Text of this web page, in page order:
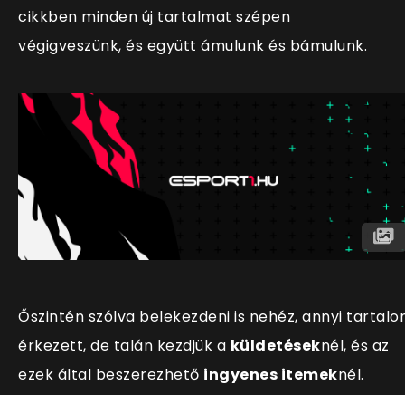
cikkben minden új tartalmat szépen
végigveszünk, és együtt ámulunk és bámulunk.
Őszintén szólva belekezdeni is nehéz, annyi
érkezett, de talán kezdjük a küldetéseknél, és az
ezek által beszerezhető ingyenes itemeknél.